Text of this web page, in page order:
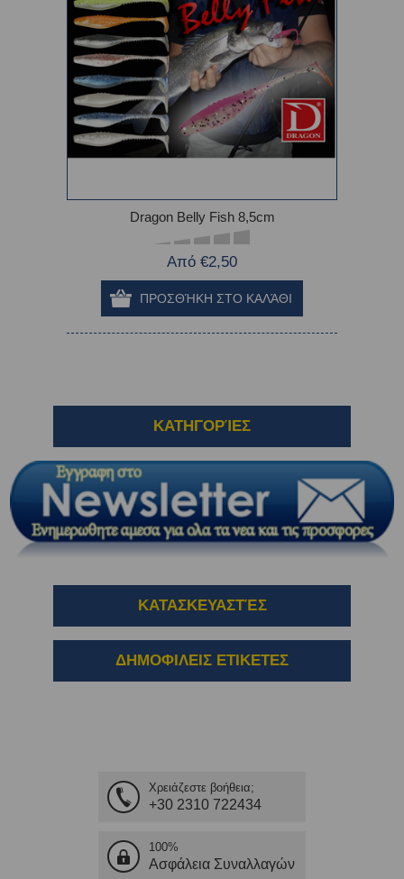
Dragon Belly Fish 8,5cm
Από €2,50
ΚΑΤΗΓΟΡΊΕΣ
ΚΑΤΑΣΚΕΥΑΣΤΈΣ
ΔΗΜΟΦΙΛΕΙΣ ΕΤΙΚΕΤΕΣ
Χρειάζεστε βοήθεια;
+30 2310 722434
100%
Ασφάλεια Συναλλαγών